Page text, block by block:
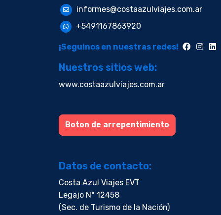
informes@costaazulviajes.com.ar
+5491167863920
¡Seguinos en nuestras redes!
Nuestros sitios web:
www.costaazulviajes.com.ar
Boton de arrepentimiento
Datos de contacto:
Costa Azul Viajes EVT
Legajo N° 12458
(Sec. de Turismo de la Nación)